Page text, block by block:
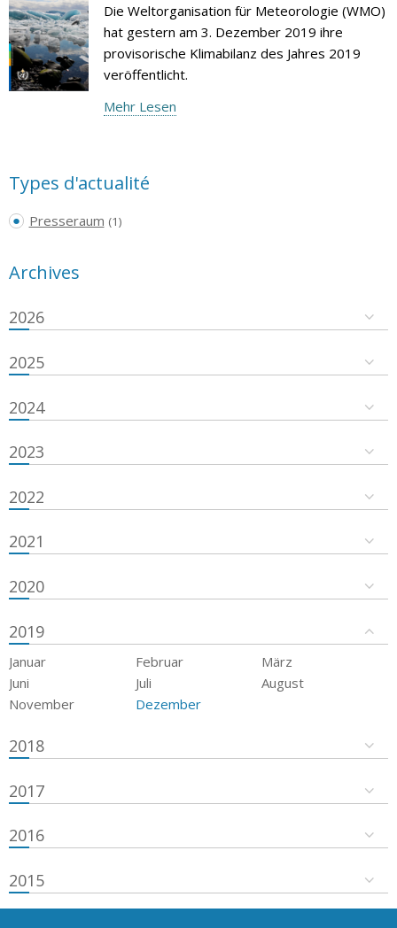
Die Weltorganisation für Meteorologie (WMO)
hat gestern am 3. Dezember 2019 ihre
provisorische Klimabilanz des Jahres 2019
veröffentlicht.
Mehr Lesen
Types d'actualité
Presseraum (1)
Archives
2026
2025
2024
2023
2022
2021
2020
2019
Januar Februar
März
Juni
Juli
August
November
Dezember
2018
2017
2016
2015